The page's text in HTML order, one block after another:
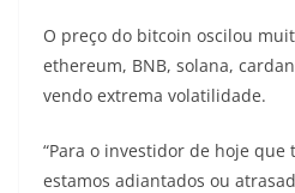
O preço do bitcoin oscilou
ethereum, BNB, solana,
vendo extrema volatilidade.
“Para o investidor de hoje que
estamos adiantados ou